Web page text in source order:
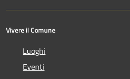
Vivere il Comune
Luoghi
Eventi